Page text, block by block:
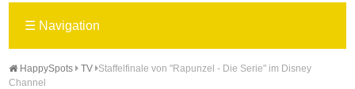
☰ Navigation
HappySpots TV Staffelfinale von "Rapunzel - Die Serie" im Disney
Channel